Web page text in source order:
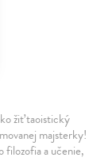
žiť taoistický
majsterky!
filozofia a učenie,